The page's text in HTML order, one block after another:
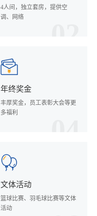
4人间，独立套房，提供空
调、网络
年终奖金
丰厚奖金，员工表彰大会等更
多福利
文体活动
篮球比赛、羽毛球比赛等文体
活动